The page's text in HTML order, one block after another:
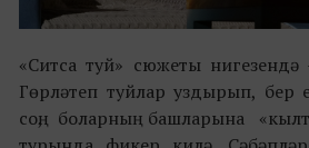
«Ситса туй» сюжеты нигезендә
Гөрләтеп туйлар уздырып, бер
соң, боларның башларына